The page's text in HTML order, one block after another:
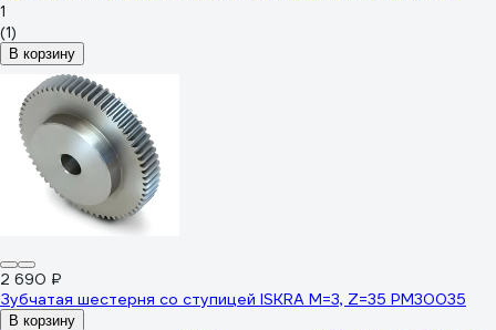
1
(1)
В корзину
2 690 ₽
Зубчатая шестерня со ступицей ISKRA M=3, Z=35 PM30035
В корзину